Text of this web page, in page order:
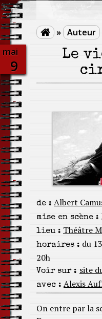
 » Auteur
mai
9
Le
de : Albert
mise en scène :
lieu : Théâtre
horaires : du
20h
Voir sur : site
avec : Alexis
On entre par la